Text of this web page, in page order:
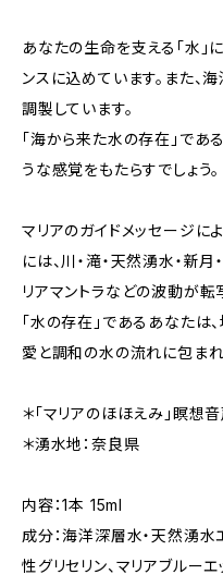
あなたの生命を支える「水」
ンスに込めています。また、
調製しています。
「海から来た水の存在」で
うな感覚をもたらすでしょう。
マリアのガイドメッセージによ
には、川・滝・天然湧水・新月
リアマントラなどの波動が転
「水の存在」であるあなたは
愛と調和の水の流れに包まれ
＊「マリアのほほえみ」瞑想
＊湧水地：奈良県
内容：1本 15ml
成分：海洋深層水・天然湧水
性グリセリン、マリアブルー